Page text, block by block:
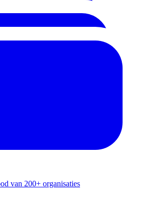
van 200+ organisaties